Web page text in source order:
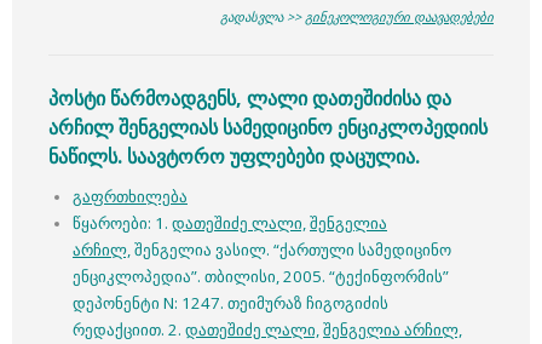
გადასვლა >>გინეკოლოგიური დაავადებები
პოსტი წარმოადგენს, ლალი დათეშიძისა და
არჩილ შენგელიას სამედიცინო ენციკლოპედიის
ნაწილს. საავტორო უფლებები დაცულია.
გაფრთხილება
წყაროები: 1. დათეშიძე ლალი,შენგელია
არჩილ,შენგელია ვასილ. “ქართული სამედიცინო
ენციკლოპედია”. თბილისი, 2005. “ტექინფორმის”
დეპონენტი N: 1247. თეიმურაზ ჩიგოგიძის
რედაქციით. 2. დათეშიძე ლალი,შენგელია არჩილ,